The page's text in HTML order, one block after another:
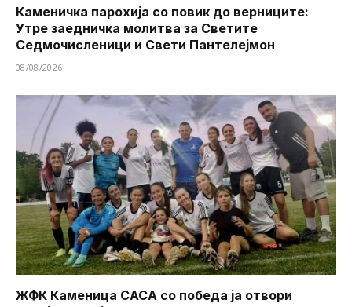
Каменичка парохија со повик до верниците:
Утре заедничка молитва за Светите
Седмочисленици и Свети Пантелејмон
08/08/2026
ЖФК Каменица САСА со победа ја отвори